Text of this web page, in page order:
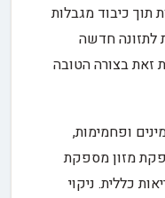
תוך כיבוד מגבלות
לתזונה חדשה
זאת בצורה הטובה
ופחמימות,
מזון מספקת
כללית. ניקוי